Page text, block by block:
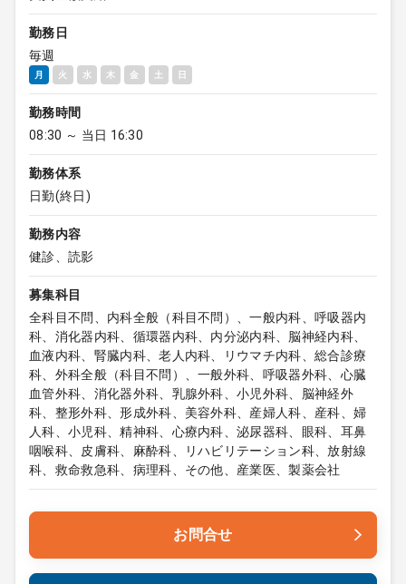
勤務日
毎週
月 火 水 木 金 土 日
勤務時間
08:30 ～ 当日 16:30
勤務体系
日勤(終日)
勤務内容
健診、読影
募集科目
全科目不問、内科全般（科目不問）、一般内科、呼吸器内
科、消化器内科、循環器内科、内分泌内科、脳神経内科、
血液内科、腎臓内科、老人内科、リウマチ内科、総合診療
科、外科全般（科目不問）、一般外科、呼吸器外科、心臓
血管外科、消化器外科、乳腺外科、小児外科、脳神経外
科、整形外科、形成外科、美容外科、産婦人科、産科、婦
人科、小児科、精神科、心療内科、泌尿器科、眼科、耳鼻
咽喉科、皮膚科、麻酔科、リハビリテーション科、放射線
科、救命救急科、病理科、その他、産業医、製薬会社
お問合せ